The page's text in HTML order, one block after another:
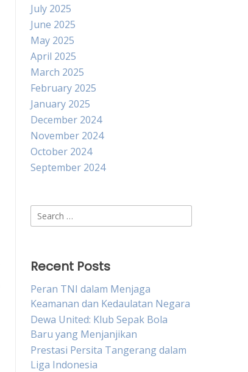
July 2025
June 2025
May 2025
April 2025
March 2025
February 2025
January 2025
December 2024
November 2024
October 2024
September 2024
Search
for:
Recent Posts
Peran TNI dalam Menjaga
Keamanan dan Kedaulatan Negara
Dewa United: Klub Sepak Bola
Baru yang Menjanjikan
Prestasi Persita Tangerang dalam
Liga Indonesia